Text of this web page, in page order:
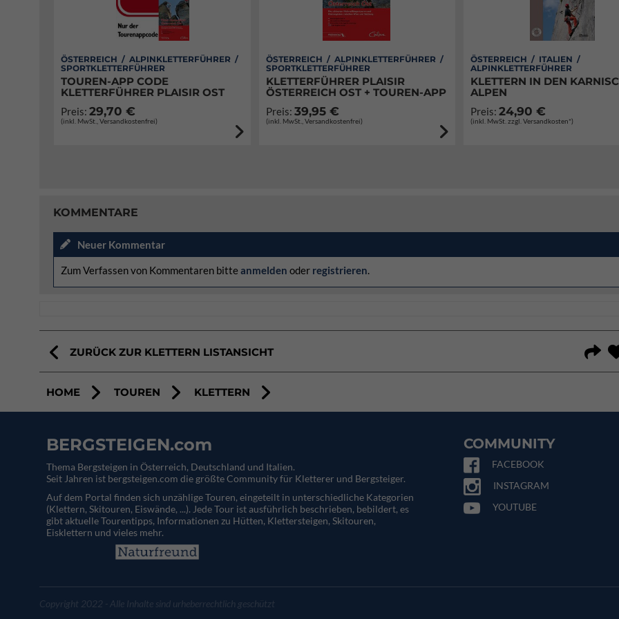
ÖSTERREICH / ALPINKLETTERFÜHRER /
SPORTKLETTERFÜHRER
TOUREN-APP CODE
KLETTERFÜHRER PLAISIR OST
Preis: 29,70 €
(inkl. MwSt., Versandkostenfrei)
ÖSTERREICH / ALPINKLETTERFÜHRER /
SPORTKLETTERFÜHRER
KLETTERFÜHRER PLAISIR
ÖSTERREICH OST + TOUREN-APP
Preis: 39,95 €
(inkl. MwSt., Versandkostenfrei)
ÖSTERREICH / ITALIEN /
ALPINKLETTERFÜHRER
KLETTERN IN DEN
ALPEN
Preis:24,90 €
(inkl. MwSt. zzgl. Versandkosten*)
KOMMENTARE
Neuer Kommentar
Zum Verfassen von Kommentaren bitte anmelden oder registrieren.
ZURÜCK ZUR KLETTERN LISTANSICHT
HOME TOUREN KLETTERN
BERGSTEIGEN.com
Thema Bergsteigen in Österreich, Deutschland und Italien.
Seit Jahren ist bergsteigen.com die größte Community für Kletterer und Bergsteiger.
Auf dem Portal finden sich unzählige Touren, eingeteilt in unterschiedliche Kategorien
(Klettern, Skitouren, Eiswände, ...). Jede Tour ist ausführlich beschrieben, bebildert, es
gibt aktuelle Tourentipps, Informationen zu Hütten, Klettersteigen, Skitouren,
Eisklettern und vieles mehr.
COMMUNITY
FACEBOOK
INSTAGRAM
YOUTUBE
Copyright 2022 - Alle Inhalte sind urheberrechtlich geschützt